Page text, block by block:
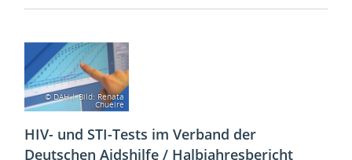
© DAH | Bild: Renata
Chueire
HIV- und STI-Tests im Verband der
Deutschen Aidshilfe / Halbjahresbericht